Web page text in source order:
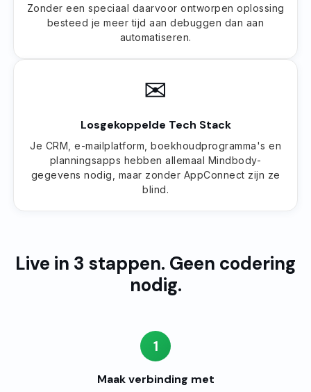
Zonder een speciaal daarvoor ontworpen oplossing
besteed je meer tijd aan debuggen dan aan
automatiseren.
✉
Losgekoppelde Tech Stack
Je CRM, e-mailplatform, boekhoudprogramma's en
planningsapps hebben allemaal Mindbody-
gegevens nodig, maar zonder AppConnect zijn ze
blind.
Live in 3 stappen. Geen codering
nodig.
1
Maak verbinding met